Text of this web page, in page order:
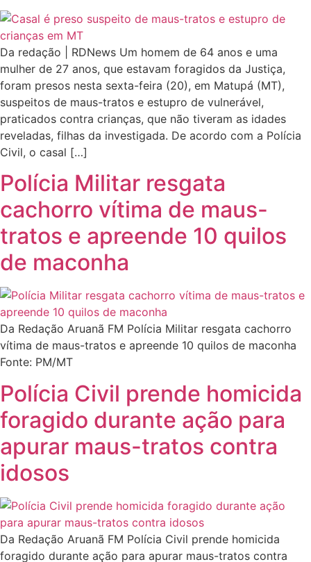
Da redação | RDNews Um homem de 64 anos e uma
mulher de 27 anos, que estavam foragidos da Justiça,
foram presos nesta sexta-feira (20), em Matupá (MT),
suspeitos de maus-tratos e estupro de vulnerável,
praticados contra crianças, que não tiveram as idades
reveladas, filhas da investigada. De acordo com a Polícia
Civil, o casal […]
Polícia Militar resgata
cachorro vítima de maus-
tratos e apreende 10 quilos
de maconha
Da Redação Aruanã FM Polícia Militar resgata cachorro
vítima de maus-tratos e apreende 10 quilos de maconha
Fonte: PM/MT
Polícia Civil prende homicida
foragido durante ação para
apurar maus-tratos contra
idosos
Da Redação Aruanã FM Polícia Civil prende homicida
foragido durante ação para apurar maus-tratos contra